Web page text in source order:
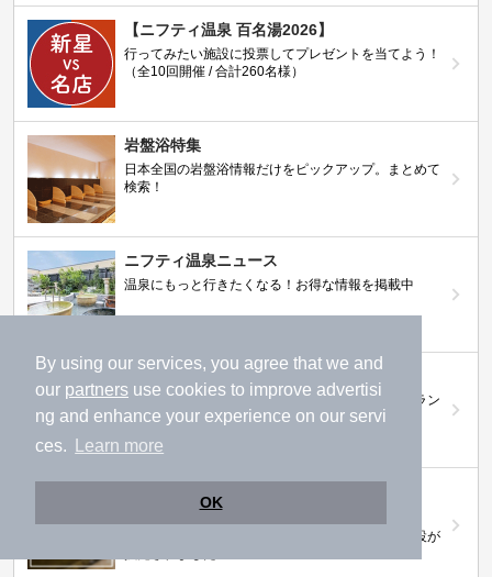
By using our services, you agree that we and
our partners use cookies to improve advertisi
ng and enhance your experience on our servi
ces.
Learn more
OK
【ニフティ温泉 百名湯2026】
行ってみたい施設に投票してプレゼントを当てよう！
（全10回開催 / 合計260名様）
岩盤浴特集
日本全国の岩盤浴情報だけをピックアップ。まとめて
検索！
ニフティ温泉ニュース
温泉にもっと行きたくなる！お得な情報を掲載中
ニフティ温泉 おふろパス
温浴施設をお得に楽しめるサブスクリプションプラン
株主優待制度で人気の温浴施設に行こう！対象施設が